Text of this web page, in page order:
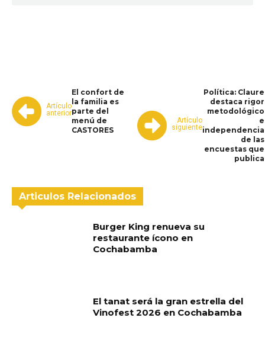
Artículo
anterior
El confort de
la familia es
parte del
menú de
CASTORES
Artículo
siguiente
Política: Claure
destaca rigor
metodológico
e
independencia
de las
encuestas que
publica
Articulos Relacionados
Burger King renueva su
restaurante ícono en
Cochabamba
El tanat será la gran estrella del
Vinofest 2026 en Cochabamba